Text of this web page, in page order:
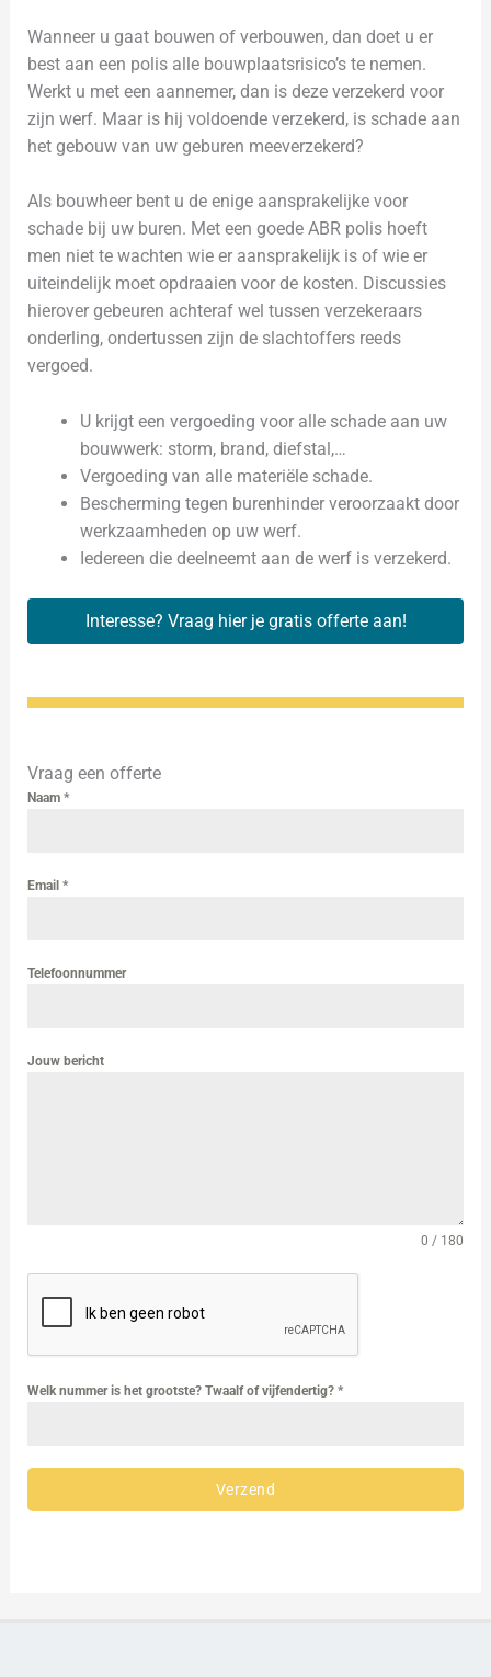
Wanneer u gaat bouwen of verbouwen, dan doet u er
best aan een polis alle bouwplaatsrisico’s te nemen.
Werkt u met een aannemer, dan is deze verzekerd voor
zijn werf. Maar is hij voldoende verzekerd, is schade aan
het gebouw van uw geburen meeverzekerd?
Als bouwheer bent u de enige aansprakelijke voor
schade bij uw buren. Met een goede ABR polis hoeft
men niet te wachten wie er aansprakelijk is of wie er
uiteindelijk moet opdraaien voor de kosten. Discussies
hierover gebeuren achteraf wel tussen verzekeraars
onderling, ondertussen zijn de slachtoffers reeds
vergoed.
U krijgt een vergoeding voor alle schade aan uw
bouwwerk: storm, brand, diefstal,…
Vergoeding van alle materiële schade.
Bescherming tegen burenhinder veroorzaakt door
werkzaamheden op uw werf.
Iedereen die deelneemt aan de werf is verzekerd.
Interesse? Vraag hier je gratis offerte aan!
Vraag een offerte
Naam *
Email *
Telefoonnummer
Jouw bericht
0 / 180
Welk nummer is het grootste? Twaalf of vijfendertig? *
Verzend